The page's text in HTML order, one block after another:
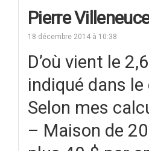
Pierre
18 décembre 2014 à 10:38
D’où vient le
indiqué dans
Selon mes
– Maison de